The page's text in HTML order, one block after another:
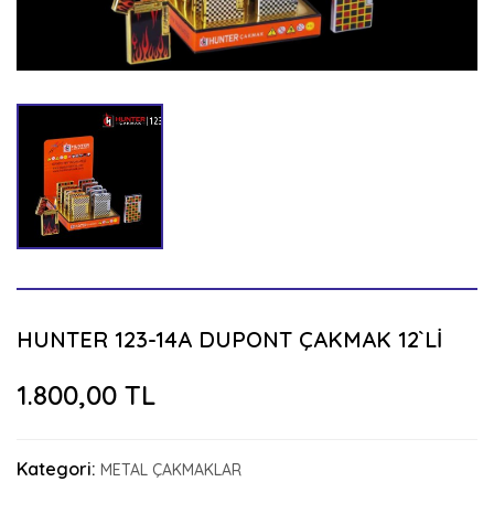
HUNTER 123-14A DUPONT ÇAKMAK 12`Lİ
1.800,00 TL
Kategori: METAL ÇAKMAKLAR